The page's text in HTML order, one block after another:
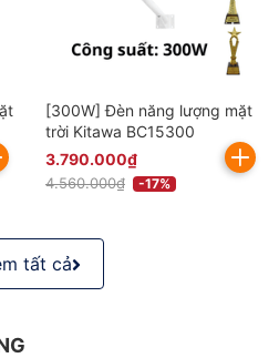
[300W] Đèn năng lượng mặt
trời Kitawa BC15300
3.790.000₫
4.560.000₫ -17%
tất cả